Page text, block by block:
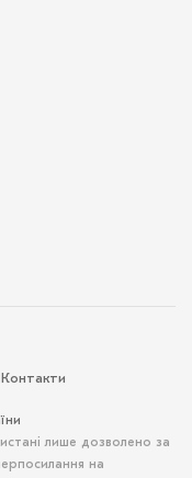
Контакти
лише дозволено за
на